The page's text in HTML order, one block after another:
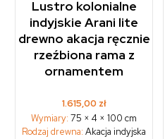
Lustro kolonialne
indyjskie Arani lite
drewno akacja ręcznie
rzeźbiona rama z
ornamentem
1.615,00 zł
Wymiary:75 × 4 × 100 cm
Rodzaj drewna: Akacja indyjska